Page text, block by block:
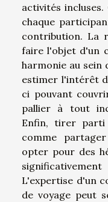
activités
chaque
contribution. La
faire l'objet d'un
harmonie au sein
estimer l'intérêt
ci pouvant
pallier à tout
Enfin, tirer parti
comme
opter pour des
L'expertise d'un
de voyage peut